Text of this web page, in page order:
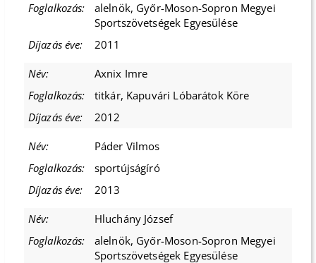
alelnök, Győr-Moson-Sopron Megyei
Sportszövetségek Egyesülése
2011
Axnix Imre
titkár, Kapuvári Lóbarátok Köre
2012
Páder Vilmos
sportújságíró
2013
Hluchány József
alelnök, Győr-Moson-Sopron Megyei
Sportszövetségek Egyesülése